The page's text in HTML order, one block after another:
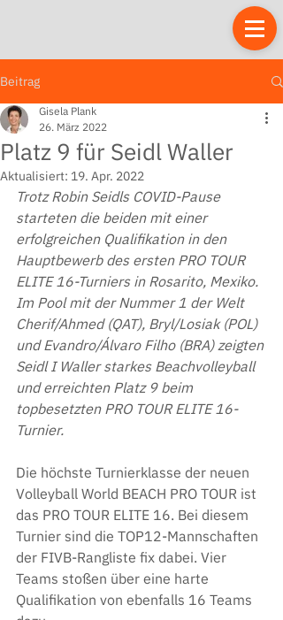
Beitrag
Platz 9 für Seidl Waller
Gisela Plank
26. März 2022
Aktualisiert: 19. Apr. 2022
Trotz Robin Seidls COVID-Pause
starteten die beiden mit einer
erfolgreichen Qualifikation in den
Hauptbewerb des ersten PRO TOUR
ELITE 16-Turniers in Rosarito, Mexiko.
Im Pool mit der Nummer 1 der Welt
Cherif/Ahmed (QAT), Bryl/Losiak (POL)
und Evandro/Álvaro Filho (BRA) zeigten
Seidl I Waller starkes Beachvolleyball
und erreichten Platz 9 beim
topbesetzten PRO TOUR ELITE 16-
Turnier.
Die höchste Turnierklasse der neuen
Volleyball World BEACH PRO TOUR ist
das PRO TOUR ELITE 16. Bei diesem
Turnier sind die TOP12-Mannschaften
der FIVB-Rangliste fix dabei. Vier
Teams stoßen über eine harte
Qualifikation von ebenfalls 16 Teams